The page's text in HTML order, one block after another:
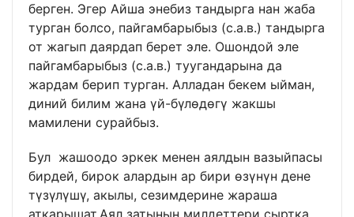
берген. Эгер Айша энебиз тандырга нан жаба
турган болсо, пайгамбарыбыз (с.а.в.) тандырга
от жагып даярдап берет эле. Ошондой эле
пайгамбарыбыз (с.а.в.) туугандарына да
жардам берип турган. Алладан бекем ыйман,
диний билим жана үй-бүлөдөгү жакшы
мамилени сурайбыз.
Бул жашоодо эркек менен аялдын вазыйпасы
бирдей, бирок алардын ар бири өзүнүн дене
түзүлүшү, акылы, сезимдерине жараша